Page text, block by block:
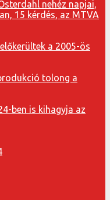
nehéz napjai,
15 kérdés, az MTVA
a 2005-ös
tolong a
ben is kihagyja az